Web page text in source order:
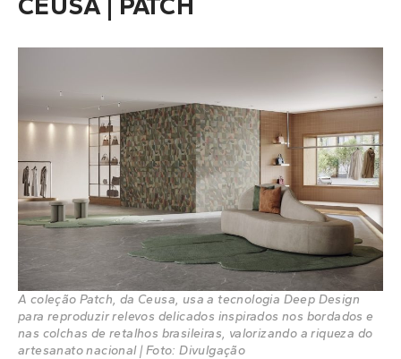
A coleção Patch, da Ceusa, usa a tecnologia Deep Design
para reproduzir relevos delicados inspirados nos bordados e
nas colchas de retalhos brasileiras, valorizando a riqueza do
artesanato nacional | Foto: Divulgação